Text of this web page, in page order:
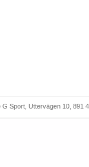
G Sport, Uttervägen 10, 891